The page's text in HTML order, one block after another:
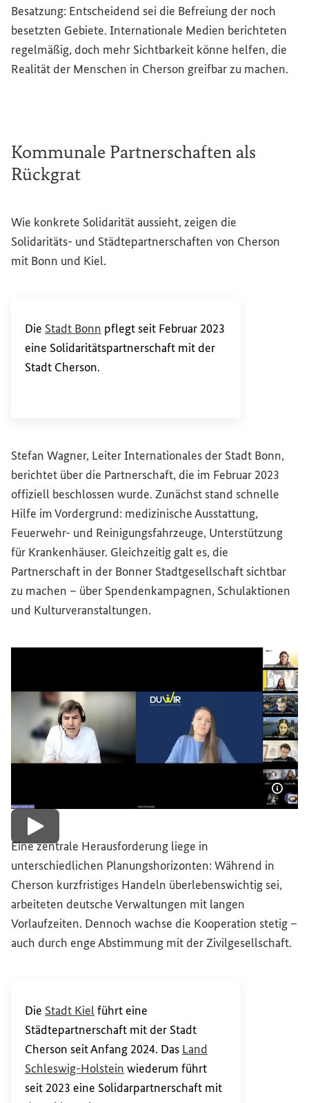
Besatzung: Entscheidend sei die Befreiung der noch
besetzten Gebiete. Internationale Medien berichteten
regelmäßig, doch mehr Sichtbarkeit könne helfen, die
Realität der Menschen in Cherson greifbar zu machen.
Kommunale Partnerschaften als
Rückgrat
Wie konkrete Solidarität aussieht, zeigen die
Solidaritäts- und Städtepartnerschaften von Cherson
mit Bonn und Kiel.
Die Stadt Bonn (Externer Link)
pflegt seit Februar 2023
eine Solidaritätspartnerschaft mit der
Stadt Cherson.
Stefan Wagner, Leiter Internationales der Stadt Bonn,
berichtet über die Partnerschaft, die im Februar 2023
offiziell beschlossen wurde. Zunächst stand schnelle
Hilfe im Vordergrund: medizinische Ausstattung,
Feuerwehr- und Reinigungsfahrzeuge, Unterstützung
für Krankenhäuser. Gleichzeitig galt es, die
Partnerschaft in der Bonner Stadtgesellschaft sichtbar
zu machen – über Spendenkampagnen, Schulaktionen
und Kulturveranstaltungen.
Video abspielen
Eine zentrale Herausforderung liege in
unterschiedlichen Planungshorizonten: Während in
Cherson kurzfristiges Handeln überlebenswichtig sei,
arbeiteten deutsche Verwaltungen mit langen
Vorlaufzeiten. Dennoch wachse die Kooperation stetig –
auch durch enge Abstimmung mit der Zivilgesellschaft.
Die Stadt Kiel(Externer Link)
führt eine
Städtepartnerschaft mit der Stadt
Cherson seit Anfang 2024. Das Land
Schleswig-Holstein (Externer Link)
wiederum führt
seit 2023 eine Solidarpartnerschaft mit